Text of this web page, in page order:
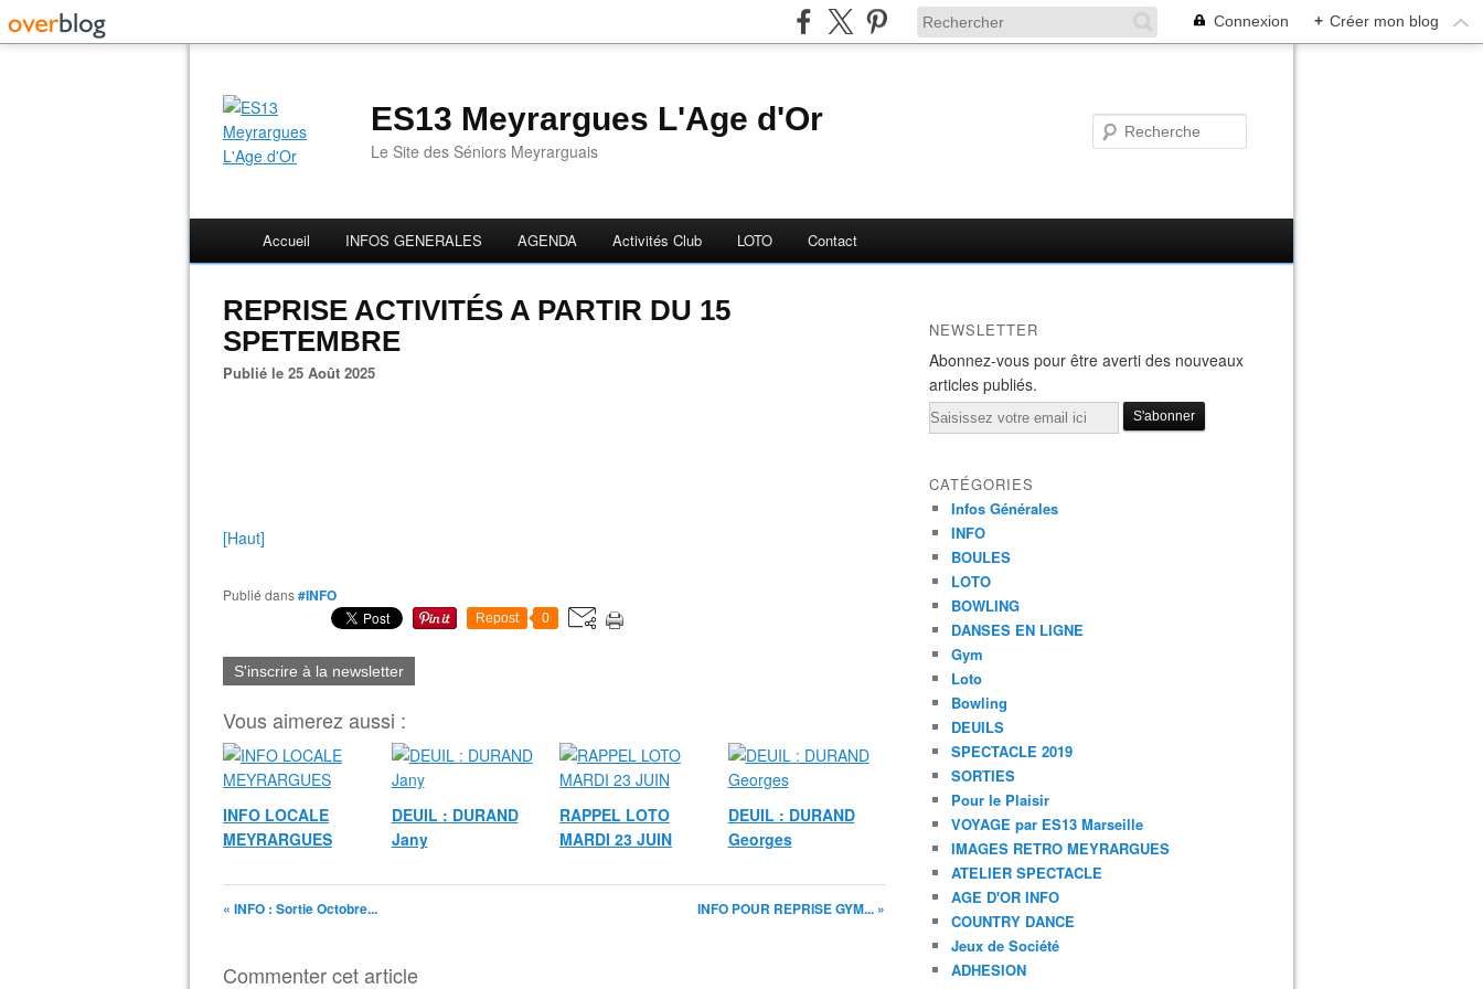
Connexion + Créer mon blog
ES13 Meyrargues L'Age d'Or
Le Site des Séniors Meyrarguais
Accueil INFOS GENERALES AGENDA Activités Club LOTO Contact
REPRISE ACTIVITÉS A PARTIR DU 15
SPETEMBRE
Publié le 25 Août 2025
[Haut]
Publié dans#INFO
Repost 0
S'inscrire à la newsletter
Vous aimerez aussi :
INFO LOCALE
MEYRARGUES
DEUIL : DURAND
Jany
RAPPEL LOTO
MARDI 23 JUIN
DEUIL : DURAND
Georges
« INFO : Sortie Octobre... INFO POUR REPRISE GYM... »
Commenter cet article
NEWSLETTER
Abonnez-vous pour être averti des nouveaux
articles publiés.
Email
CATÉGORIES
Infos Générales
INFO
BOULES
LOTO
BOWLING
DANSES EN LIGNE
Gym
Loto
Bowling
DEUILS
SPECTACLE 2019
SORTIES
Pour le Plaisir
VOYAGE par ES13 Marseille
IMAGES RETRO MEYRARGUES
ATELIER SPECTACLE
AGE D'OR INFO
COUNTRY DANCE
Jeux de Société
ADHESION